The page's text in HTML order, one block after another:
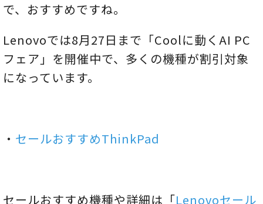
で、おすすめですね。
Lenovoでは8月27日まで「Coolに動くAI PC
フェア」を開催中で、多くの機種が割引対象
になっています。
・ セールおすすめThinkPad
セールおすすめ機種や詳細は「Lenovoセール